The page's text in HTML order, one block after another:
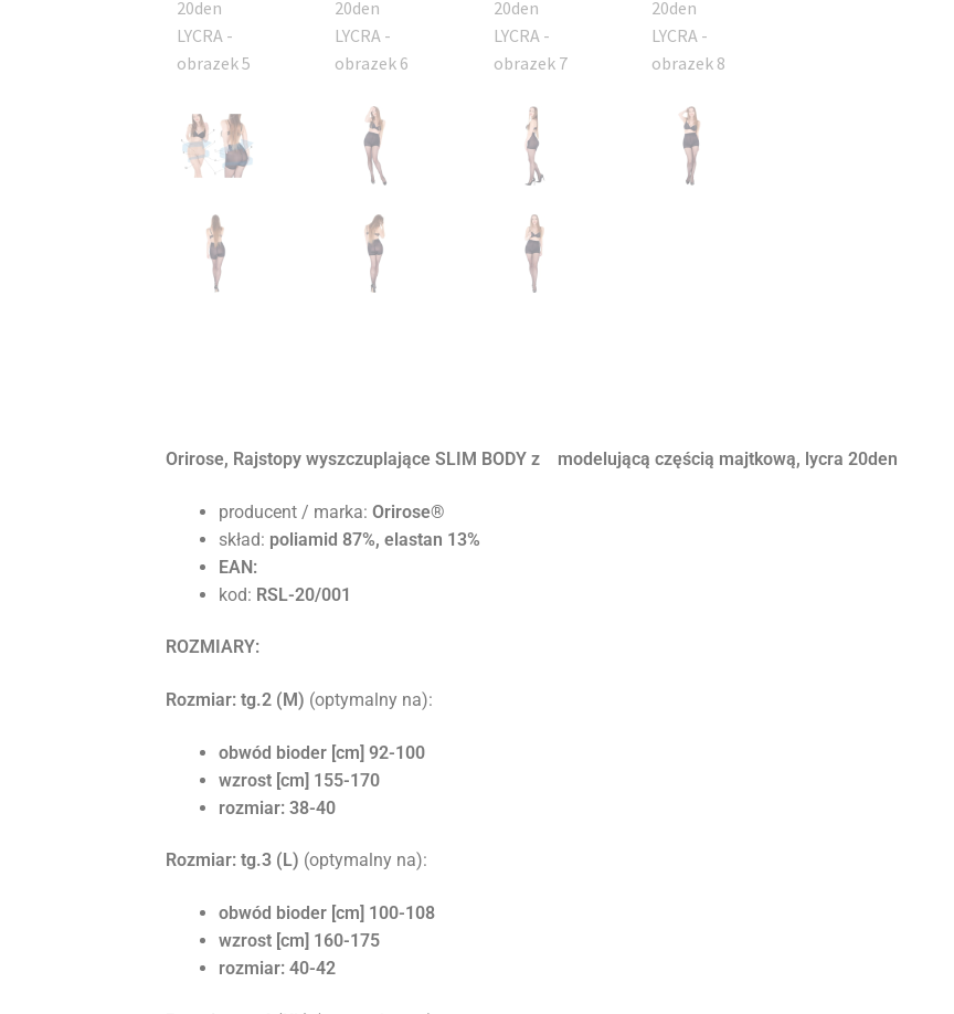
Orirose, Rajstopy wyszczuplające SLIM BODY z modelującą częścią majtkową, lycra 20den
producent / marka:Orirose®
skład: poliamid 87%, elastan 13%
EAN:
kod: RSL-20/001
ROZMIARY:
Rozmiar: tg.2 (M) (optymalny na):
obwód bioder [cm] 92-100
wzrost [cm] 155-170
rozmiar: 38-40
Rozmiar: tg.3 (L) (optymalny na):
obwód bioder [cm] 100-108
wzrost [cm] 160-175
rozmiar: 40-42